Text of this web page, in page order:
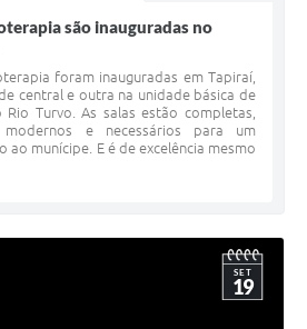
são inauguradas no
foram inauguradas em Tapiraí,
central e outra na unidade básica de
Turvo. As salas estão completas,
modernos e necessários para um
ao munícipe. E é de excelência mesmo
SET
19